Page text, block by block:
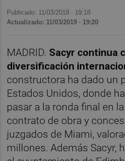
Publicado: 11/03/2019 · 19:18
Actualizado: 11/03/2019 · 19:20
MADRID. Sacyr continua
diversificación
constructora ha dado un
Estados Unidos, donde
pasar a la ronda final en
contrato de obra y
juzgados de Miami,
millones. Además Sacyr,